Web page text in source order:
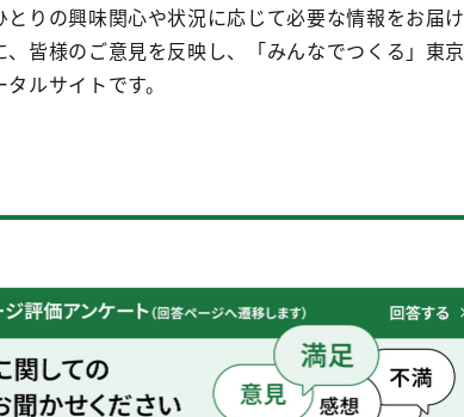
とりの興味関心や状況に応じて必要な情報をお届け
、皆様のご意見を反映し、「みんなでつくる」東京
ルサイトです。